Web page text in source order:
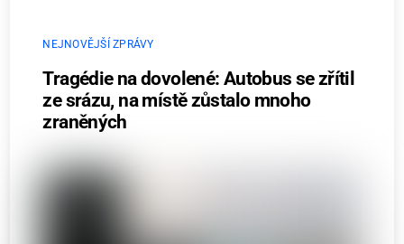
NEJNOVĚJŠÍ ZPRÁVY
Tragédie na dovolené: Autobus se zřítil
ze srázu, na místě zůstalo mnoho
zraněných